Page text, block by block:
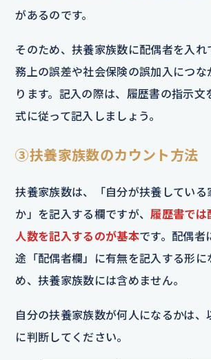
があるのです。
そのため、扶養家族数に配偶者を入れ
務上の誤差や社会保険の誤加入につな
ります。記入の際は、履歴書の指示文
式に従って記入しましょう。
③扶養家族数のカウント方法
扶養家族数は、「自分が扶養している
か」を記入する欄ですが、 履歴書では
人数を記入するのが基本です。配偶者
途「配偶者欄」に有無を記入する形に
め、扶養家族数には含めません。
自分の扶養家族数が何人になるかは、
に判断してください。